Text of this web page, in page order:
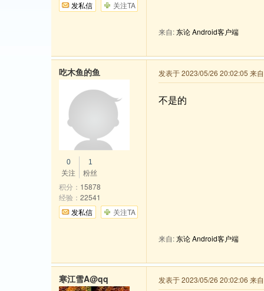
来自:东论 Android客户端
发私信
关注TA
发表于 2023/05/26 20:02:05 来
不是的
来自:东论 Android客户端
吃木鱼的鱼
0
关注
1
粉丝
积分： 15878
经验： 22541
发私信
关注TA
发表于 2023/05/26 20:02:06 来
寒江雪A@qq